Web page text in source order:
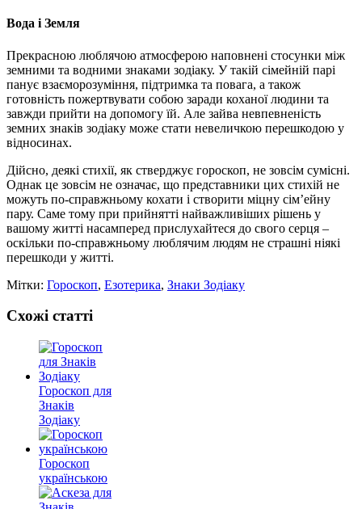
Вода і Земля
Прекрасною люблячою атмосферою наповнені стосунки між
земними та водними знаками зодіаку. У такій сімейній парі
панує взаєморозуміння, підтримка та повага, а також
готовність пожертвувати собою заради коханої людини та
завжди прийти на допомогу їй. Але зайва невпевненість
земних знаків зодіаку може стати невеличкою перешкодою у
відносинах.
Дійсно, деякі стихії, як стверджує гороскоп, не зовсім сумісні.
Однак це зовсім не означає, що представники цих стихій не
можуть по-справжньому кохати і створити міцну сім’ейну
пару. Саме тому при прийнятті найважливіших рішень у
вашому житті насамперед прислухайтеся до свого серця –
оскільки по-справжньому люблячим людям не страшні ніякі
перешкоди у житті.
Мітки: Гороскоп, Езотерика, Знаки Зодіаку
Схожі статті
Гороскоп для
Знаків
Зодіаку
Гороскоп
українською